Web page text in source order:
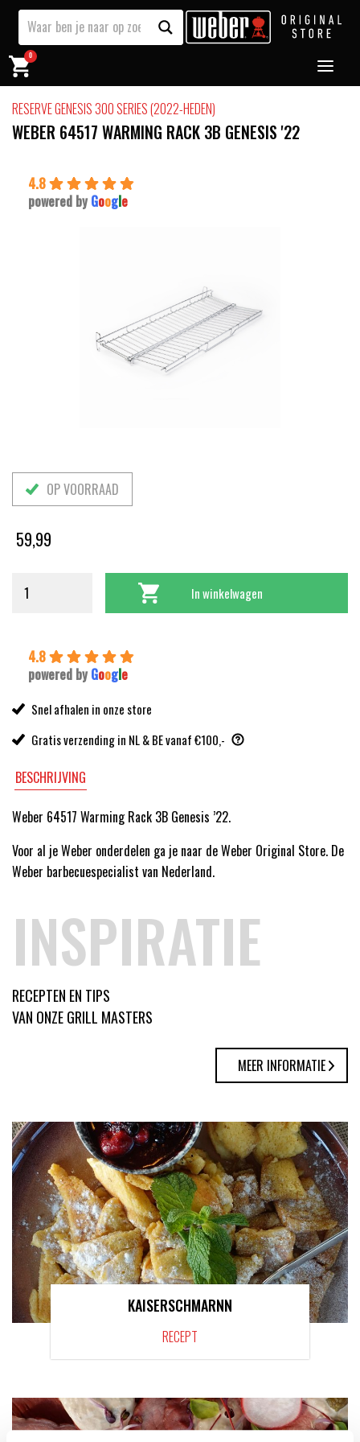
0
RESERVE GENESIS 300 SERIES (2022-HEDEN)
WEBER 64517 WARMING RACK 3B GENESIS '22
4.8
powered by Google
OP VOORRAAD
59,99
In winkelwagen
4.8
powered by Google
Snel afhalen in onze store
Gratis verzending in NL & BE vanaf €100,-
BESCHRIJVING
Weber 64517 Warming Rack 3B Genesis ’22.
Voor al je Weber onderdelen ga je naar de Weber Original Store. De
Weber barbecuespecialist van Nederland.
INSPIRATIE
RECEPTEN EN TIPS
VAN ONZE GRILL MASTERS
MEER INFORMATIE
KAISERSCHMARNN
RECEPT